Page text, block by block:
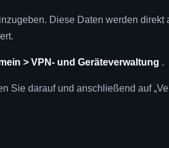
Diese Daten werden direkt
> VPN- und Geräteverwaltung .
Sie darauf und anschließend auf